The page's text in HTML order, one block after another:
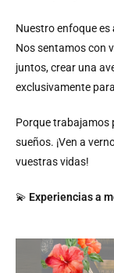
Nuestro enfoque es
Nos sentamos con
juntos, crear una
exclusivamente
Porque trabajamos
sueños. ¡Ven a
vuestras vidas!
💫 Experiencias a